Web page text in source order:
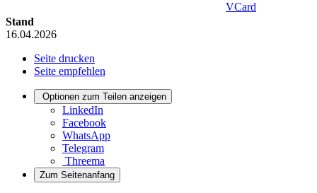
VCard
Stand
16.04.2026
Seite drucken
Seite empfehlen
Optionen zum Teilen anzeigen
LinkedIn
Facebook
WhatsApp
Telegram
Threema
Zum Seitenanfang